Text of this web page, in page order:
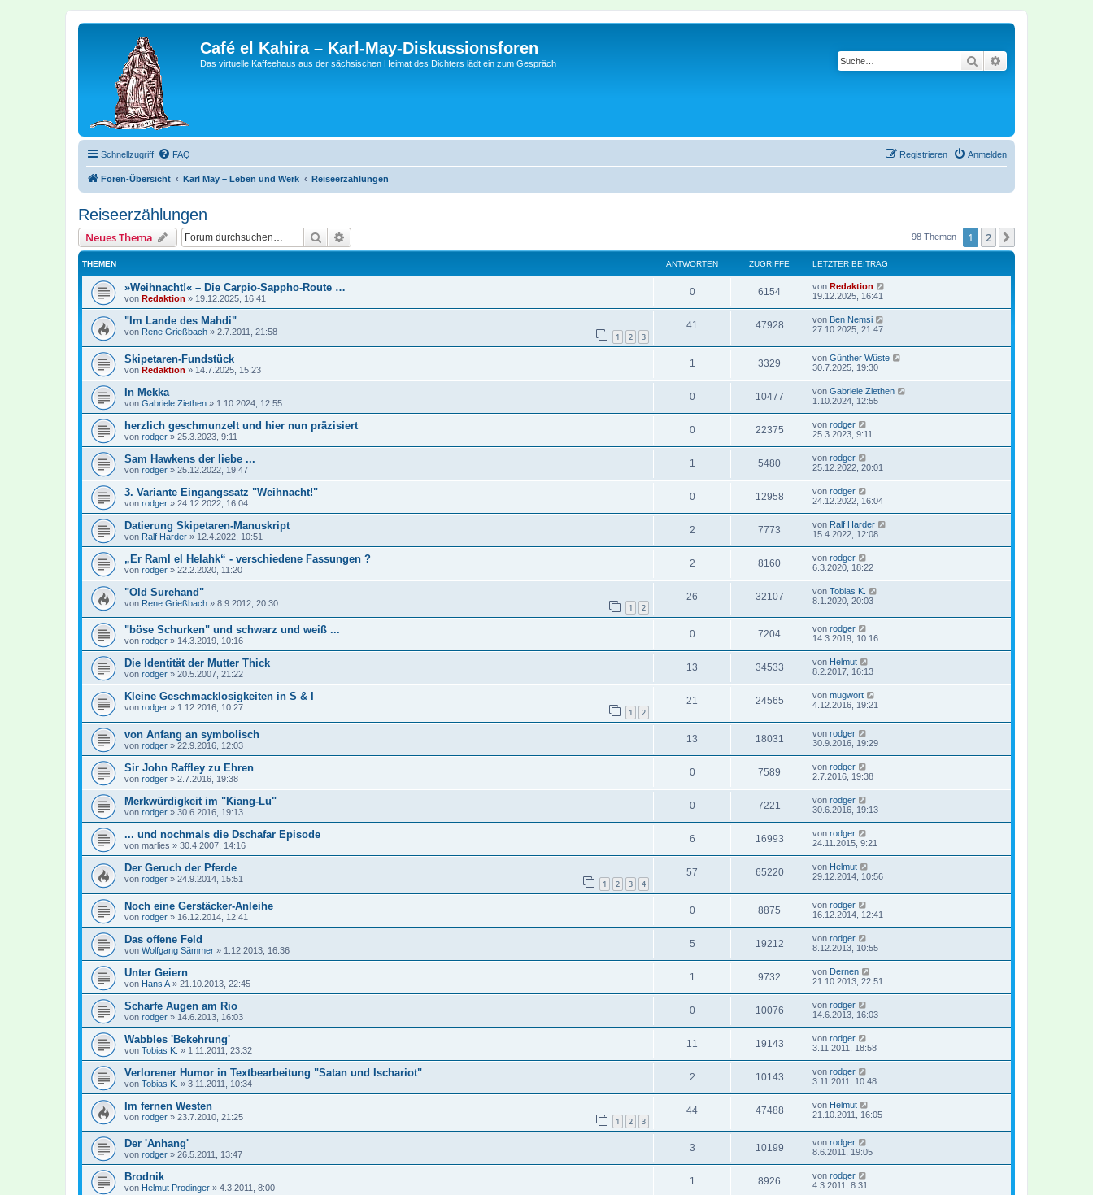
Café el Kahira – Karl-May-Diskussionsforen
Das virtuelle Kaffeehaus aus der sächsischen Heimat des Dichters lädt ein zum Gespräch Suche
Schnellzugriff FAQ Anmelden
Registrieren
Foren-Übersicht Karl May – Leben und Werk Reiseerzählungen
Reiseerzählungen
Neues Thema Suche 98 Themen 1 2
THEMEN ANTWORTEN ZUGRIFFE LETZTER BEITRAG
»Weihnacht!« – Die Carpio-Sappho-Route …
von Redaktion » 19.12.2025, 16:41
0 6154 von Redaktion
19.12.2025, 16:41
"Im Lande des Mahdi"
von Rene Grießbach » 2.7.2011, 21:58 1 2 3
41 47928 von Ben Nemsi
27.10.2025, 21:47
Skipetaren-Fundstück
von Redaktion » 14.7.2025, 15:23
1 3329 von Günther Wüste
30.7.2025, 19:30
In Mekka
von Gabriele Ziethen » 1.10.2024, 12:55
0 10477 von Gabriele Ziethen
1.10.2024, 12:55
herzlich geschmunzelt und hier nun präzisiert
von rodger » 25.3.2023, 9:11
0 22375 von rodger
25.3.2023, 9:11
Sam Hawkens der liebe ...
von rodger » 25.12.2022, 19:47
1 5480 von rodger
25.12.2022, 20:01
3. Variante Eingangssatz "Weihnacht!"
von rodger » 24.12.2022, 16:04
0 12958 von rodger
24.12.2022, 16:04
Datierung Skipetaren-Manuskript
von Ralf Harder » 12.4.2022, 10:51
2 7773 von Ralf Harder
15.4.2022, 12:08
„Er Raml el Helahk“ - verschiedene Fassungen ?
von rodger » 22.2.2020, 11:20
2 8160 von rodger
6.3.2020, 18:22
"Old Surehand"
von Rene Grießbach » 8.9.2012, 20:30 1 2
26 32107 von Tobias K.
8.1.2020, 20:03
"böse Schurken" und schwarz und weiß ...
von rodger » 14.3.2019, 10:16
0 7204 von rodger
14.3.2019, 10:16
Die Identität der Mutter Thick
von rodger » 20.5.2007, 21:22
13 34533 von Helmut
8.2.2017, 16:13
Kleine Geschmacklosigkeiten in S & I
von rodger » 1.12.2016, 10:27 1 2
21 24565 von mugwort
4.12.2016, 19:21
von Anfang an symbolisch
von rodger » 22.9.2016, 12:03
13 18031 von rodger
30.9.2016, 19:29
Sir John Raffley zu Ehren
von rodger » 2.7.2016, 19:38
0 7589 von rodger
2.7.2016, 19:38
Merkwürdigkeit im "Kiang-Lu"
von rodger » 30.6.2016, 19:13
0 7221 von rodger
30.6.2016, 19:13
... und nochmals die Dschafar Episode
von marlies » 30.4.2007, 14:16
6 16993 von rodger
24.11.2015, 9:21
Der Geruch der Pferde
von rodger » 24.9.2014, 15:51 1 2 3 4
57 65220 von Helmut
29.12.2014, 10:56
Noch eine Gerstäcker-Anleihe
von rodger » 16.12.2014, 12:41
0 8875 von rodger
16.12.2014, 12:41
Das offene Feld
von Wolfgang Sämmer » 1.12.2013, 16:36
5 19212 von rodger
8.12.2013, 10:55
Unter Geiern
von Hans A » 21.10.2013, 22:45
1 9732 von Dernen
21.10.2013, 22:51
Scharfe Augen am Rio
von rodger » 14.6.2013, 16:03
0 10076 von rodger
14.6.2013, 16:03
Wabbles 'Bekehrung'
von Tobias K. » 1.11.2011, 23:32
11 19143 von rodger
3.11.2011, 18:58
Verlorener Humor in Textbearbeitung "Satan und Ischariot"
von Tobias K. » 3.11.2011, 10:34
2 10143 von rodger
3.11.2011, 10:48
Im fernen Westen
von rodger » 23.7.2010, 21:25 1 2 3
44 47488 von Helmut
21.10.2011, 16:05
Der 'Anhang'
von rodger » 26.5.2011, 13:47
3 10199 von rodger
8.6.2011, 19:05
Brodnik
von Helmut Prodinger » 4.3.2011, 8:00
1 8926 von rodger
4.3.2011, 8:31